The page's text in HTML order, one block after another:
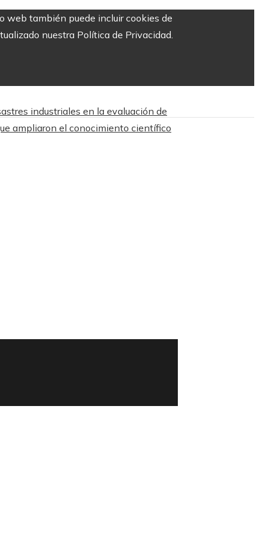
web también puede incluir cookies de
nuestra Política de Privacidad.
industriales en la evaluación de
ampliaron el conocimiento científico